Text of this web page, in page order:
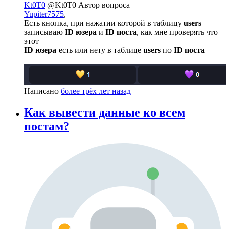
Kt0T0 @Kt0T0 Автор вопроса
Yupiter7575,
Есть кнопка, при нажатии которой в таблицу users
записываю ID юзера и ID поста, как мне проверять что
этот
ID юзера есть или нету в таблице users по ID поста
Написано более трёх лет назад
Как вывести данные ко всем
постам?